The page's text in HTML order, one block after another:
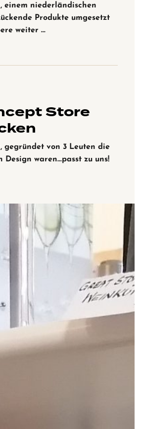
einem niederländischen
Produkte umgesetzt
weiter …
Store
gegründet von 3 Leuten die
Design waren…passt zu uns!